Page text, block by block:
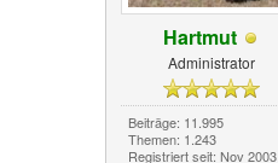
Hartmut
Administrator
Beiträge: 11.995
Themen: 1.243
Registriert seit: Nov 2003